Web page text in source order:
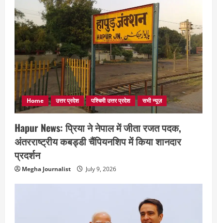
Home उत्तर प्रदेश पश्चिमी उत्तर प्रदेश सभी न्यूज़
Hapur News: प्रिया ने नेपाल में जीता रजत पदक,
अंतरराष्ट्रीय कबड्डी चैंपियनशिप में किया शानदार
प्रदर्शन
Megha Journalist July 9, 2026